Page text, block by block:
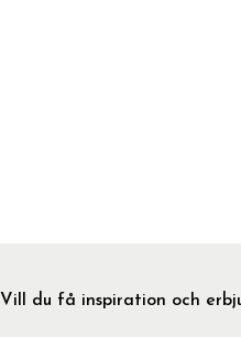
Vill du få inspiration och